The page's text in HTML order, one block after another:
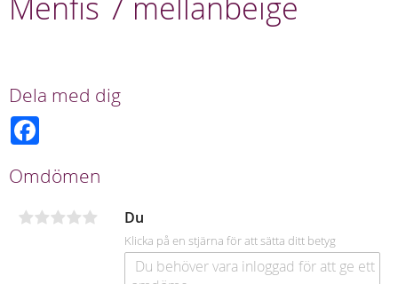
Menfis 7 mellanbeige
Dela med dig
b
o
k
Omdömen
Du
Klicka på en stjärna för att sätta ditt betyg